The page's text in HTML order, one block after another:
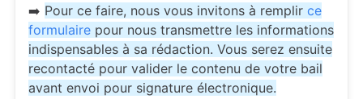
➡️ Pour ce faire, nous vous invitons à remplir ce
formulaire pour nous transmettre les informations
indispensables à sa rédaction. Vous serez ensuite
recontacté pour valider le contenu de votre bail
avant envoi pour signature électronique.